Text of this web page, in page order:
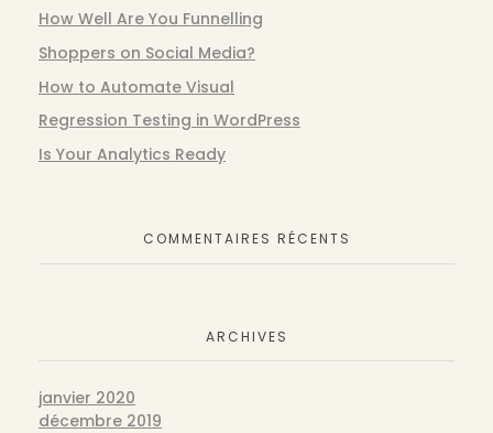
How Well Are You Funnelling
Shoppers on Social Media?
How to Automate Visual
Regression Testing in WordPress
Is Your Analytics Ready
COMMENTAIRES RÉCENTS
ARCHIVES
janvier 2020
décembre 2019